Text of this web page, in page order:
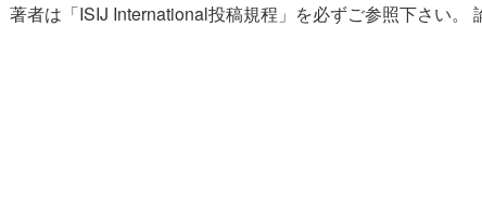
者は「ISIJ International投稿規程」を必ずご参照下さい。